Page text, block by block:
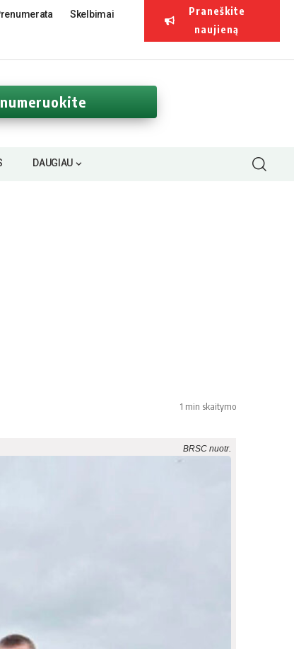
Skelbimai
Praneškite
naujieną
DAUGIAU
1 min skaitymo
BRSC nuotr.